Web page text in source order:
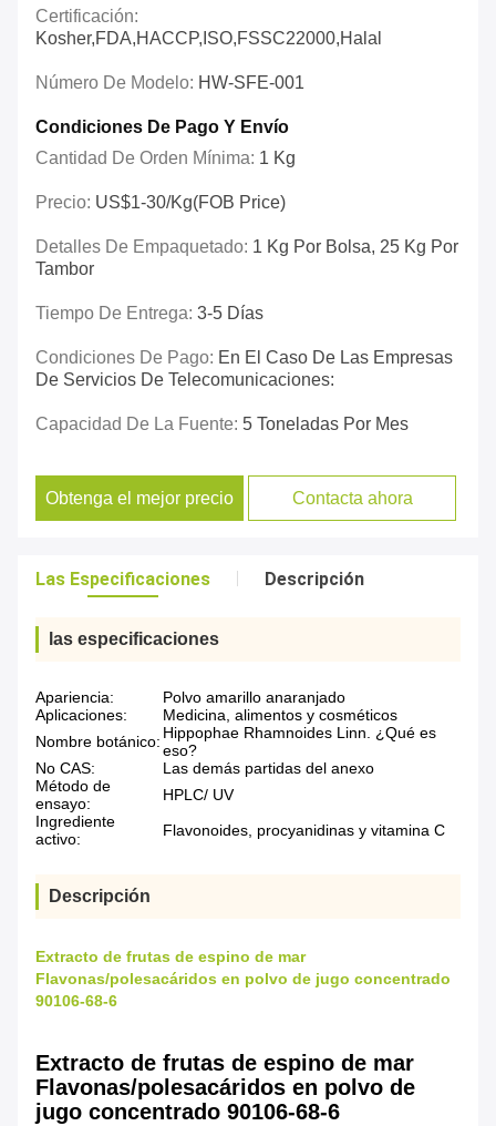
Certificación:
Kosher,FDA,HACCP,ISO,FSSC22000,Halal
Número De Modelo: HW-SFE-001
Condiciones De Pago Y Envío
Cantidad De Orden Mínima: 1 Kg
Precio: US$1-30/kg(FOB Price)
Detalles De Empaquetado: 1 Kg Por Bolsa, 25 Kg Por
Tambor
Tiempo De Entrega: 3-5 Días
Condiciones De Pago: En El Caso De Las Empresas
De Servicios De Telecomunicaciones:
Capacidad De La Fuente: 5 Toneladas Por Mes
Obtenga el mejor precio Contacta ahora
Las Especificaciones Descripción
las especificaciones
Apariencia:
Polvo amarillo anaranjado
Aplicaciones:
Medicina, alimentos y cosméticos
Nombre botánico: Hippophae Rhamnoides Linn. ¿Qué es
eso?
No CAS:
Las demás partidas del anexo
Método de
ensayo:
HPLC/ UV
Ingrediente
activo:
Flavonoides, procyanidinas y vitamina C
Descripción
Extracto de frutas de espino de mar
Flavonas/polesacáridos en polvo de jugo concentrado
90106-68-6
Extracto de frutas de espino de mar
Flavonas/polesacáridos en polvo de
jugo concentrado 90106-68-6